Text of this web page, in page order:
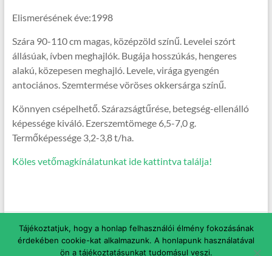
Elismerésének éve:1998
Szára 90-110 cm magas, középzöld színű. Levelei szórt
állásúak, ívben meghajlók. Bugája hosszúkás, hengeres
alakú, közepesen meghajló. Levele, virága gyengén
antociános. Szemtermése vöröses okkersárga színű.
Könnyen csépelhető. Szárazságtűrése, betegség-ellenálló
képessége kiváló. Ezerszemtömege 6,5-7,0 g.
Termőképessége 3,2-3,8 t/ha.
Köles vetőmagkínálatunkat ide kattintva találja!
Copyright © 2026 Magvas Vetőmag Kft. . All rights reserved. Theme
Spacious
by ThemeGrill. Powered by:WordPress .
Tavaszi vetőmagok Nyári vetőmagok
Őszi vetőmagok
Tájékoztatjuk, hogy a honlap felhasználói élmény fokozásának
érdekében cookie-kat alkalmazunk. A honlapunk használatával
ön a tájékoztatásunkat tudomásul veszi.